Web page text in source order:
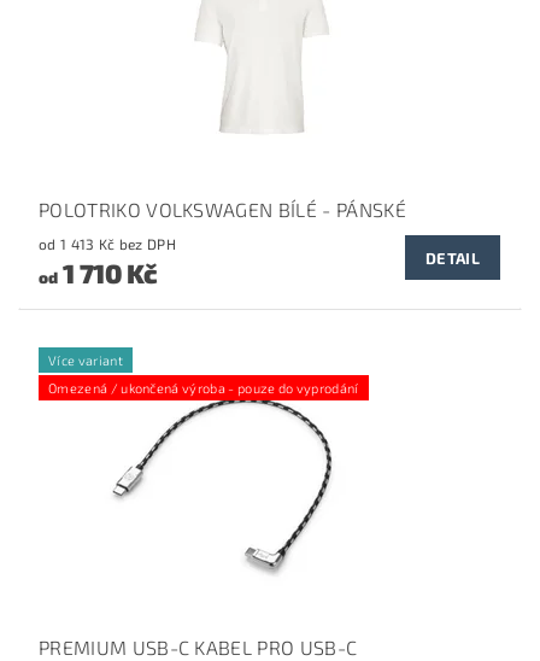
POLOTRIKO VOLKSWAGEN BÍLÉ - PÁNSKÉ
od 1 413 Kč bez DPH
od1 710 Kč DETAIL
Více variant
Omezená / ukončená výroba - pouze do vyprodání
PREMIUM USB-C KABEL PRO USB-C